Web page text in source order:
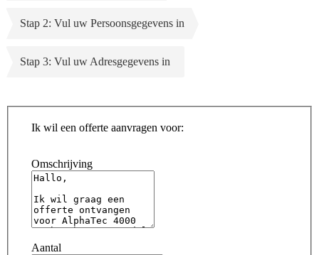
Stap 2: Vul uw Persoonsgegevens in
Stap 3: Vul uw Adresgegevens in
Ik wil een offerte aanvragen voor:
Omschrijving
Aantal